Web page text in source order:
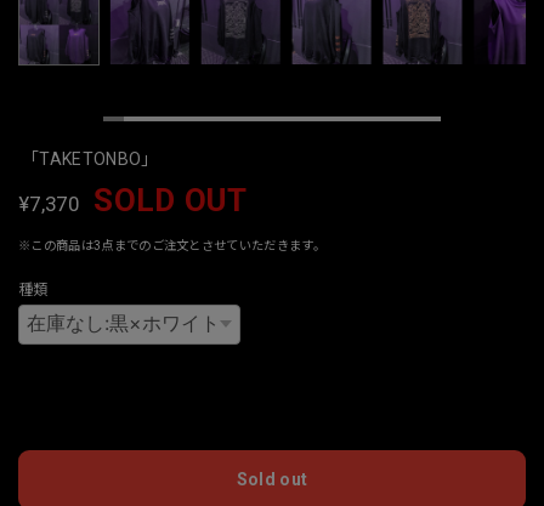
「TAKETONBO」
¥7,370 SOLD OUT
※この商品は3点までのご注文とさせていただきます。
種類
Sold out